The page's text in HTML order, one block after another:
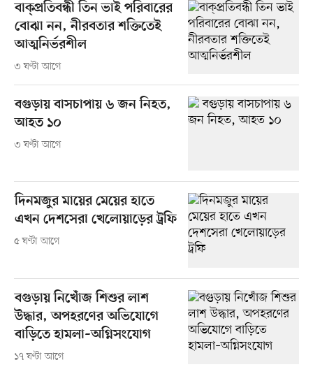
বাক্প্রতিবন্ধী তিন ভাই পরিবারের
বোঝা নন, নীরবতার শক্তিতেই
আত্মনির্ভরশীল
৩ ঘণ্টা আগে
বগুড়ায় বাসচাপায় ৬ জন নিহত,
আহত ১০
৩ ঘণ্টা আগে
দিনমজুর মায়ের মেয়ের হাতে
এখন দেশসেরা খেলোয়াড়ের ট্রফি
৫ ঘণ্টা আগে
বগুড়ায় নিখোঁজ শিশুর লাশ
উদ্ধার, অপহরণের অভিযোগে
বাড়িতে হামলা–অগ্নিসংযোগ
১৭ ঘণ্টা আগে